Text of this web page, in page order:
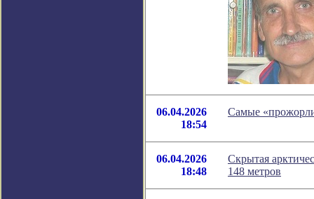
06.04.2026
18:54
Самые
06.04.2026
18:48
Скрытая
148 метров